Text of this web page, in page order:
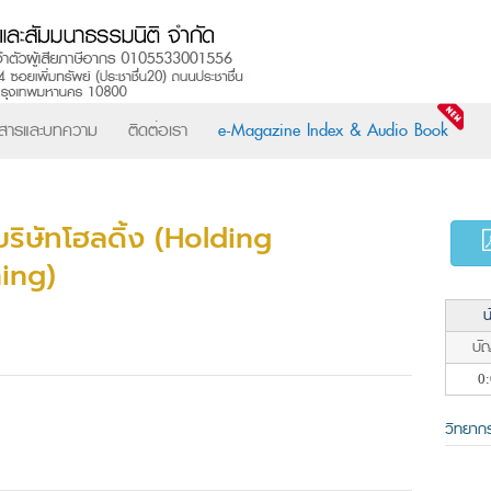
ารและบทความ ติดต่อเรา e-Magazine Index & Audio Book
ริษัทโฮลดิ้ง (Holding
บั
วิทยาก